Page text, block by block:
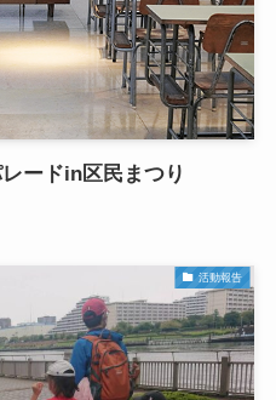
ードin区民まつり
活動報告